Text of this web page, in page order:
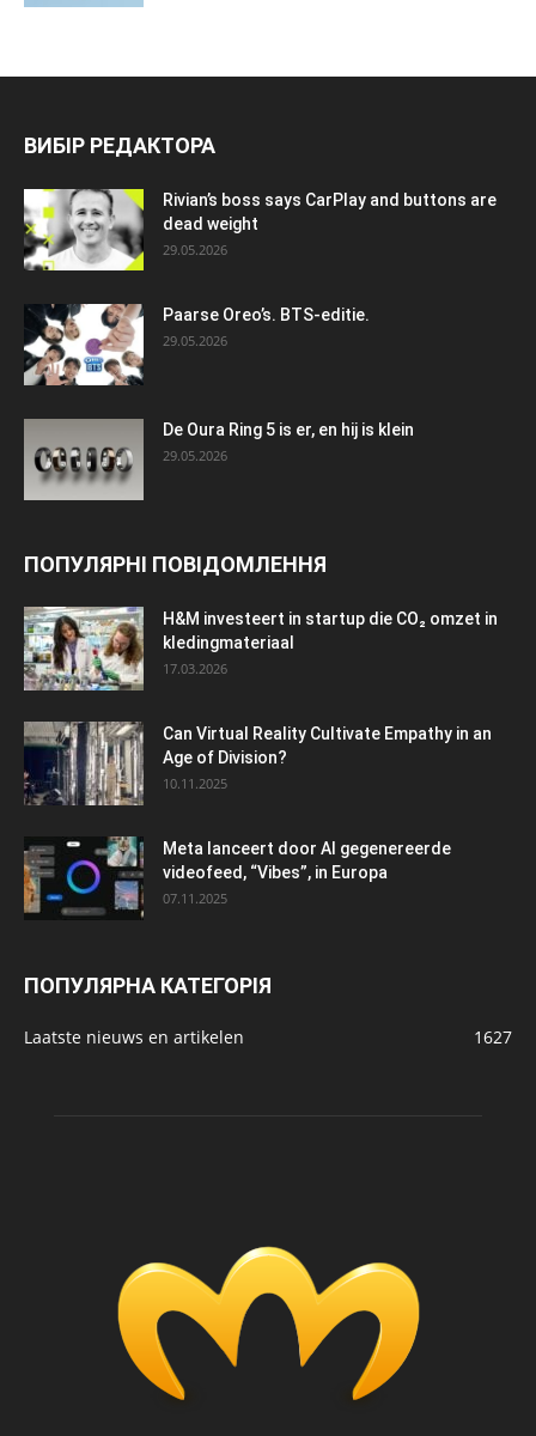
ВИБІР РЕДАКТОРА
Rivian’s boss says CarPlay and buttons are
dead weight
29.05.2026
Paarse Oreo’s. BTS-editie.
29.05.2026
De Oura Ring 5 is er, en hij is klein
29.05.2026
ПОПУЛЯРНІ ПОВІДОМЛЕННЯ
H&M investeert in startup die CO₂ omzet in
kledingmateriaal
17.03.2026
Can Virtual Reality Cultivate Empathy in an
Age of Division?
10.11.2025
Meta lanceert door AI gegenereerde
videofeed, “Vibes”, in Europa
07.11.2025
ПОПУЛЯРНА КАТЕГОРІЯ
Laatste nieuws en artikelen 1627